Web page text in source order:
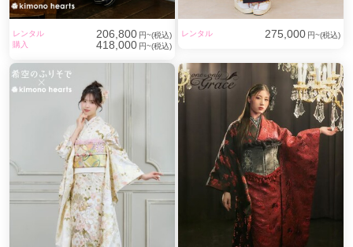
レンタル 206,800 円~(税込)
購入
418,000 円~(税込)
レンタル 275,000 円~(税込)